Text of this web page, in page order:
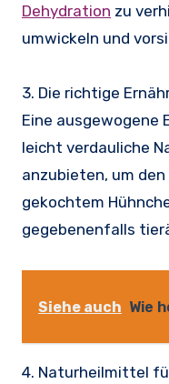
Dehydration zu
umwickeln und
3. Die richtige
Eine ausgewogene
leicht verdauliche
anzubieten, um
gekochtem
gegebenenfalls
Siehe auch Wie
4. Naturheilmittel